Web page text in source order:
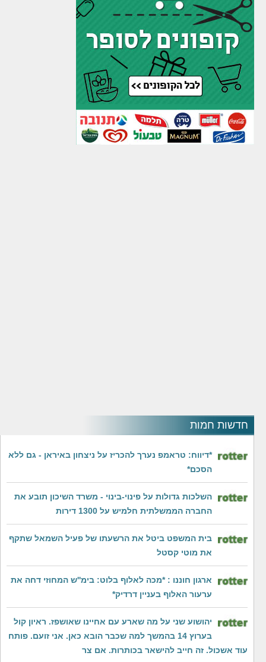
חדשות חמות
*דיווח: טראמפ נערך להכריז על ניצחון באיראן - גם ללא
הסכם*
השלכות גדולות על פינוי-בינוי - משרד השיכון תובע את
החברה הממשלתית חלמיש על 1300 דירות
בית המשפט ביטל את הרשעתו של פעיל השמאל שתקף
את מוטי קסטל
ארגון חוננו : *מכה לאלוף בלוט: בימ''ש המחוזי דחה את
ערעור האלוף בעניין דרדיק*
יהושוע שני על מה שארע עם אחיינו שאושפז. ראיון קול
בערוץ 14 בהמשך למה שכבר הובא כאן. אני זועם. פותח
עוד אשכול. זה חייב להישאר בכותרות. אם צר